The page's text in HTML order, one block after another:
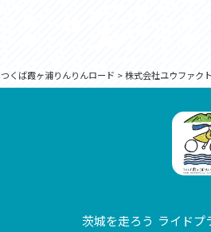
つくば霞ヶ浦りんりんロード >株式会社ユウファク
茨城を走ろう ライドプ